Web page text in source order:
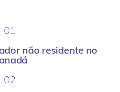
01
não residente no
02